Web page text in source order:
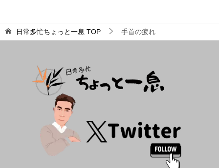
日常多忙ちょっと一息 TOP 手首の疲れ